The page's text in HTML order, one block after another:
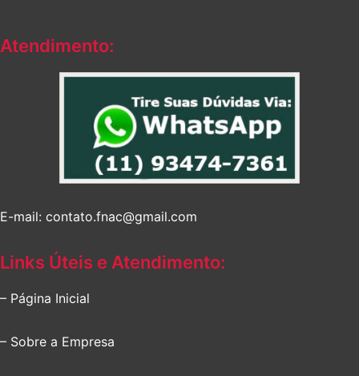
Atendimento:
E-mail: contato.fnac@gmail.com
Links Úteis e Atendimento:
– Página Inicial
– Sobre a Empresa